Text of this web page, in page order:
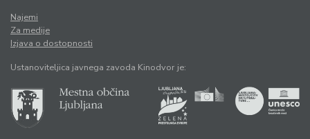
Najemi
Za medije
Izjava o dostopnosti
Ustanoviteljica javnega zavoda Kinodvor je: